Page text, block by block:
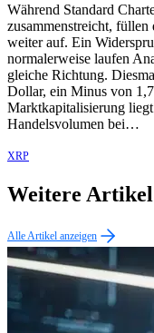
Während Standard
zusammenstreicht,
weiter auf. Ein
normalerweise laufen
gleiche Richtung.
Dollar, ein Minus von
Marktkapitalisierung
Handelsvolumen bei…
XRP
Weitere
Alle Artikel anzeigen